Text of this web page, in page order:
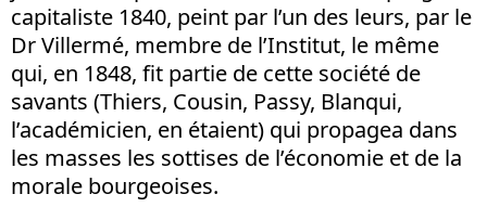
capitaliste 1840, peint par l’un des leurs, par le
Dr Villermé, membre de l’Institut, le même
qui, en 1848, fit partie de cette société de
savants (Thiers, Cousin, Passy, Blanqui,
l’académicien, en étaient) qui propagea dans
les masses les sottises de l’économie et de la
morale bourgeoises.